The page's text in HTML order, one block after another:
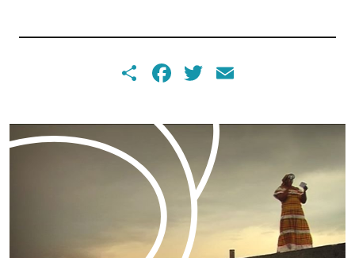
ShareFacebook
Twitter